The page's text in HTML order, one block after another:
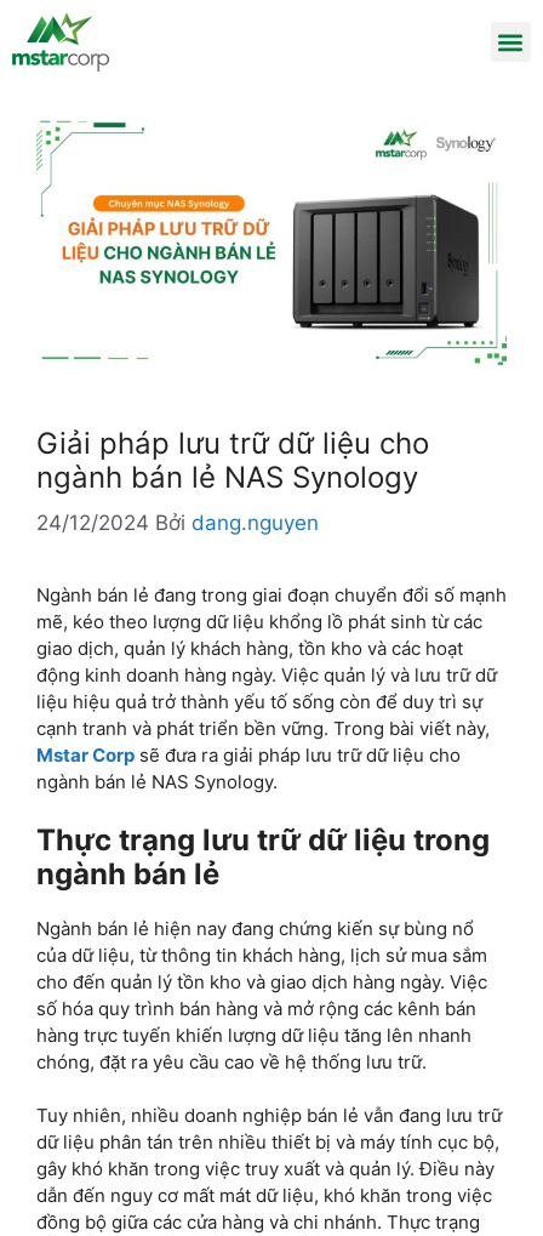
Giải pháp lưu trữ dữ liệu cho
ngành bán lẻ NAS Synology
24/12/2024 Bởi dang.nguyen
Ngành bán lẻ đang trong giai đoạn chuyển đổi số mạnh
mẽ, kéo theo lượng dữ liệu khổng lồ phát sinh từ các
giao dịch, quản lý khách hàng, tồn kho và các hoạt
động kinh doanh hàng ngày. Việc quản lý và lưu trữ dữ
liệu hiệu quả trở thành yếu tố sống còn để duy trì sự
cạnh tranh và phát triển bền vững. Trong bài viết này,
Mstar Corp sẽ đưa ra giải pháp lưu trữ dữ liệu cho
ngành bán lẻ NAS Synology.
Thực trạng lưu trữ dữ liệu trong
ngành bán lẻ
Ngành bán lẻ hiện nay đang chứng kiến sự bùng nổ
của dữ liệu, từ thông tin khách hàng, lịch sử mua sắm
cho đến quản lý tồn kho và giao dịch hàng ngày. Việc
số hóa quy trình bán hàng và mở rộng các kênh bán
hàng trực tuyến khiến lượng dữ liệu tăng lên nhanh
chóng, đặt ra yêu cầu cao về hệ thống lưu trữ.
Tuy nhiên, nhiều doanh nghiệp bán lẻ vẫn đang lưu trữ
dữ liệu phân tán trên nhiều thiết bị và máy tính cục bộ,
gây khó khăn trong việc truy xuất và quản lý. Điều này
dẫn đến nguy cơ mất mát dữ liệu, khó khăn trong việc
đồng bộ giữa các cửa hàng và chi nhánh. Thực trạng